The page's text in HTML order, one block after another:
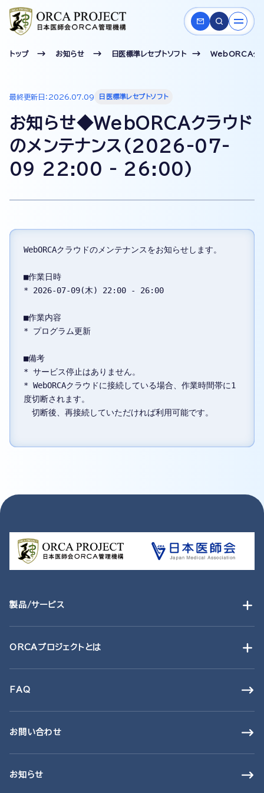
トップ お知らせ 日医標準レセプトソフト WebORCAク
最終更新日：2026.07.09 日医標準レセプトソフト
お知らせ◆WebORCAクラウド
のメンテナンス(2026-07-
09 22:00 - 26:00)
WebORCAクラウドのメンテナンスをお知らせします。
■作業日時
* 2026-07-09(木) 22:00 - 26:00
■作業内容
* プログラム更新
■備考
* サービス停止はありません。
* WebORCAクラウドに接続している場合、作業時間帯に1
度切断されます。
切断後、再接続していただければ利用可能です。
製品/サービス
ORCAプロジェクトとは
FAQ
お問い合わせ
お知らせ